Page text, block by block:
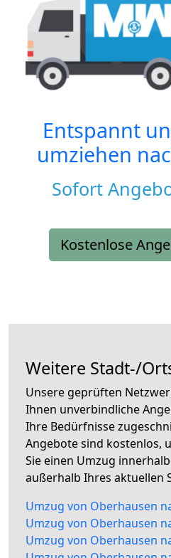
Entspannt
umziehen
Sofort
Kostenlose
Weitere Stadt-/
Unsere geprüften
Ihnen unverbindliche
Ihre Bedürfnisse
Angebote sind kostenlos,
Sie einen Umzug
außerhalb Ihres aktuellen
Umzug von Oberhausen
Umzug von Oberhausen
Umzug von Oberhausen